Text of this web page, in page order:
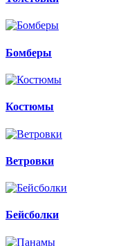
Бомберы
Костюмы
Ветровки
Бейсболки